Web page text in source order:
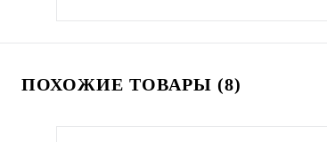
ПОХОЖИЕ ТОВАРЫ (8)